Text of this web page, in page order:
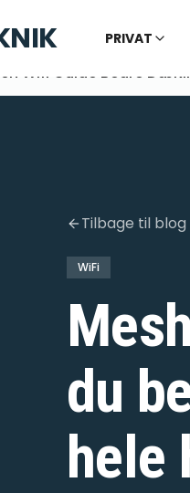
PRIVAT
Wifi Guide Bedre
Tilbage til blog
WiFi
du
hele